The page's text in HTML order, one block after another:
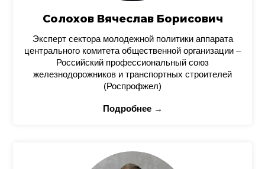
Солохов Вячеслав Борисович
Эксперт сектора молодежной политики аппарата
центрального комитета общественной организации –
Российский профессиональный союз
железнодорожников и транспортных строителей
(Роспрофжел)
Подробнее →